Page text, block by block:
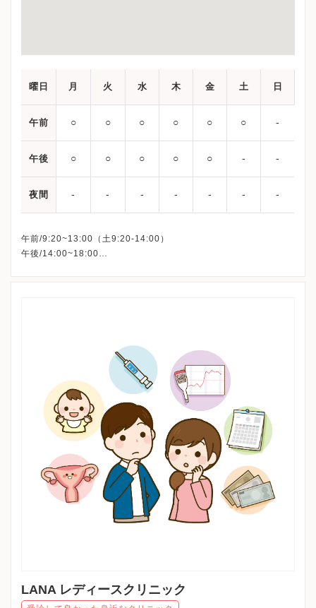
曜日 月 火 水 木 金 土 日
午前 ○ ○ ○ ○ ○ ○ ‐
午後 ○ ○ ○ ○ ○ ‐ ‐
夜間 ‐ ‐ ‐ ‐ ‐ ‐ ‐
午前/9:20~13:00（土9:20-14:00）
午後/14:00~18:00
LANA レディースクリニック